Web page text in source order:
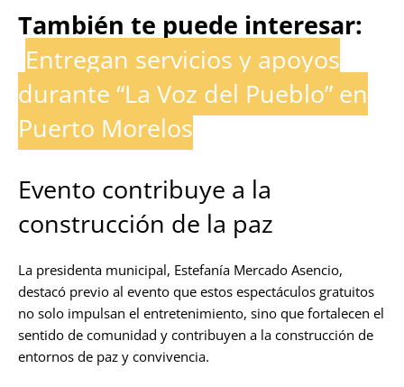
También te puede interesar:
Entregan servicios y apoyos
durante “La Voz del Pueblo” en
Puerto Morelos
Evento contribuye a la
construcción de la paz
La presidenta municipal, Estefanía Mercado Asencio,
destacó previo al evento que estos espectáculos gratuitos
no solo impulsan el entretenimiento, sino que fortalecen el
sentido de comunidad y contribuyen a la construcción de
entornos de paz y convivencia.